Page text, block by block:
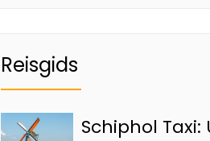
Reisgids
Schiphol Taxi: